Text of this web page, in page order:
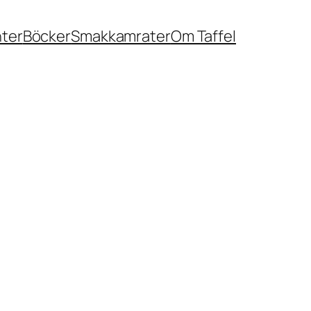
BöckerSmakkamraterOm Taffel